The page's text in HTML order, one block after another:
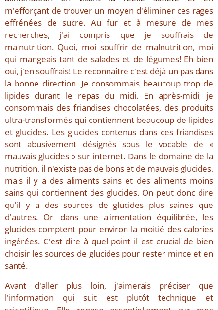
m'efforçant de trouver un moyen d'éliminer ces rages
effrénées de sucre. Au fur et à mesure de mes
recherches, j'ai compris que je souffrais de
malnutrition. Quoi, moi souffrir de malnutrition, moi
qui mangeais tant de salades et de légumes! Eh bien
oui, j'en souffrais! Le reconnaître c'est déjà un pas dans
la bonne direction. Je consommais beaucoup trop de
lipides durant le repas du midi. En après-midi, je
consommais des friandises chocolatées, des produits
ultra-transformés qui contiennent beaucoup de lipides
et glucides. Les glucides contenus dans ces friandises
sont abusivement désignés sous le vocable de «
mauvais glucides » sur internet. Dans le domaine de la
nutrition, il n'existe pas de bons et de mauvais glucides,
mais il y a des aliments sains et des aliments moins
sains qui contiennent des glucides. On peut donc dire
qu'il y a des sources de glucides plus saines que
d'autres. Or, dans une alimentation équilibrée, les
glucides comptent pour environ la moitié des calories
ingérées. C'est dire à quel point il est crucial de bien
choisir les sources de glucides pour rester mince et en
santé.
Avant d'aller plus loin, j'aimerais préciser que
l'information qui suit est plutôt technique et